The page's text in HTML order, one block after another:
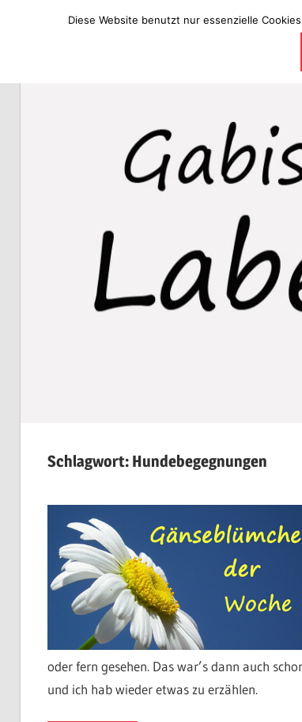
Schlagwort: Hundebegegnungen
oder fern gesehen. Das war’s dann auch
und ich hab wieder etwas zu erzählen.
Diese Website benutzt nur essenzielle